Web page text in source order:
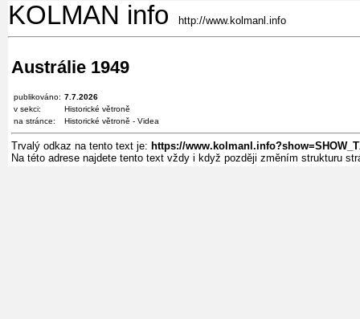
KOLMAN info http://www.kolmanl.info
Austrálie 1949
publikováno: 7.7.2026
v sekci:
Historické větroně
na stránce:
Historické větroně - Videa
Trvalý odkaz na tento text je: https://
Na této adrese najdete tento text vždy i když později změním strukturu